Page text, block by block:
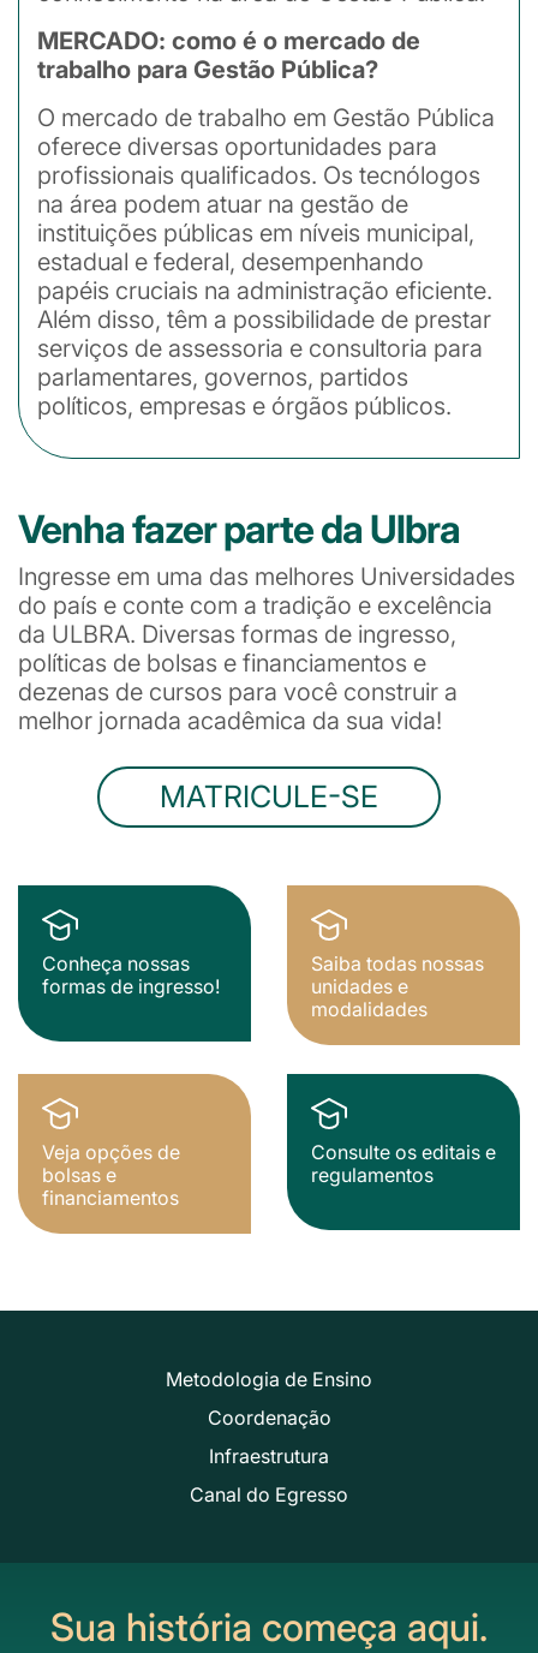
MERCADO: como é o mercado de
trabalho para Gestão Pública?
O mercado de trabalho em Gestão Pública
oferece diversas oportunidades para
profissionais qualificados. Os tecnólogos
na área podem atuar na gestão de
instituições públicas em níveis municipal,
estadual e federal, desempenhando
papéis cruciais na administração eficiente.
Além disso, têm a possibilidade de prestar
serviços de assessoria e consultoria para
parlamentares, governos, partidos
políticos, empresas e órgãos públicos.
Venha fazer parte da Ulbra
Ingresse em uma das melhores Universidades
do país e conte com a tradição e excelência
da ULBRA. Diversas formas de ingresso,
políticas de bolsas e financiamentos e
dezenas de cursos para você construir a
melhor jornada acadêmica da sua vida!
MATRICULE-SE
Conheça nossas
formas de ingresso!
Saiba todas nossas
unidades e
modalidades
Veja opções de
bolsas e
financiamentos
Consulte os editais e
regulamentos
Metodologia de Ensino
Coordenação
Infraestrutura
Canal do Egresso
Sua história começa aqui.